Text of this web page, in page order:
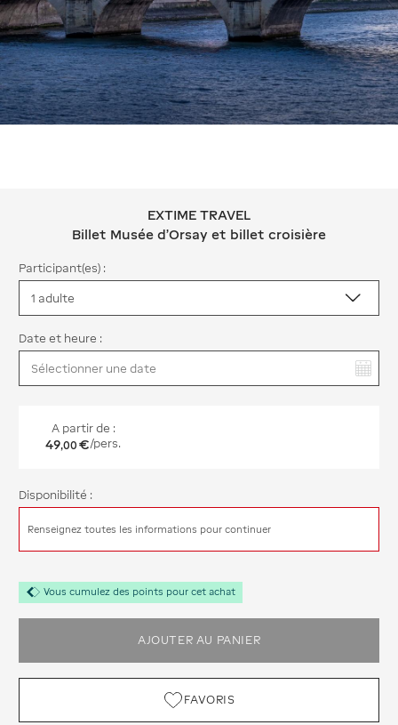
EXTIME TRAVEL Billet Musée
EXTIME TRAVEL
Billet Musée d’Orsay et billet croisière
Participant(es) :
Date et heure :
A partir de :
49,00 €/pers.
Disponibilité :
Renseignez toutes les informations pour continuer
Vous cumulez des points pour cet achat
AJOUTER AU PANIER
FAVORIS